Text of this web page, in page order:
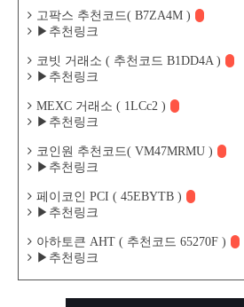
고팍스 추천코드( B7ZA4M )
▶추천링크
코빗 거래소 ( 추천코드 B1DD4A )
▶추천링크
MEXC 거래소 ( 1LCc2 )
▶추천링크
코인원 추천코드( VM47MRMU )
▶추천링크
페이코인 PCI ( 45EBYTB )
▶추천링크
아하토큰 AHT ( 추천코드 65270F )
▶추천링크